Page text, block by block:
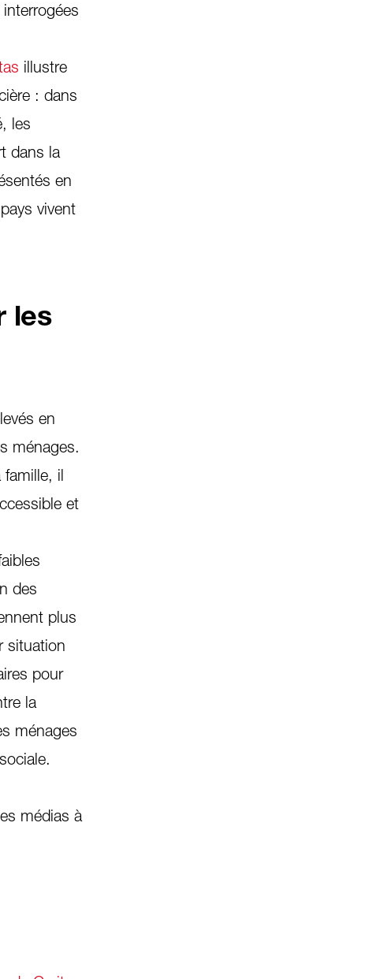
illustre
: dans
les
dans la
en
vivent
les
en
ménages.
il
et
des
plus
situation
pour
la
ménages
médias à